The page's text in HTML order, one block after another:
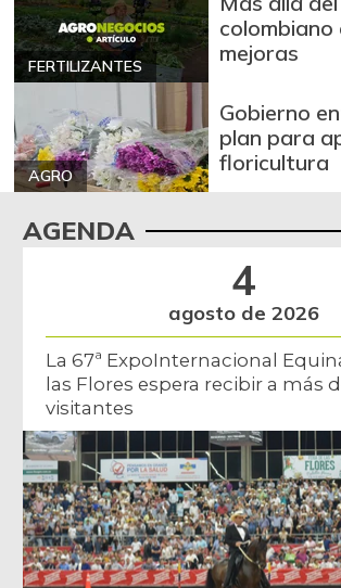
FERTILIZANTES
colombiano
mejoras
AGRO
Gobierno
plan para
floricultura
AGENDA
4
agosto de 2026
La 67ª ExpoInternacional
las Flores espera recibir a más
visitantes